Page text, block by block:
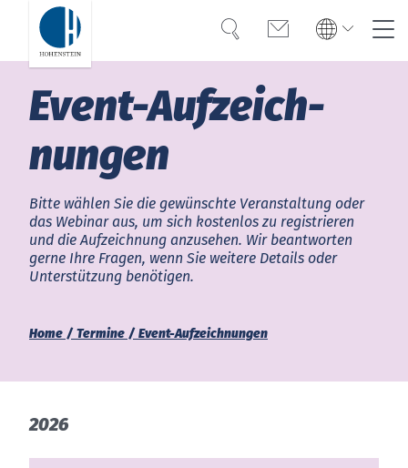
Global
English Deutsch
Türkiye
SucheKontakt
English Deutsch
Türkiye
Americas
Việt Nam
Kompetenz
Wissen
OEKO-TEX®
Karriere
Termine
Home Termine Event-Aufzeichnungen
Event-Auf­zeich­
nun­gen
Bitte wählen Sie die gewünschte Veranstaltung oder
das Webinar aus, um sich kostenlos zu registrieren
und die Aufzeichnung anzusehen. Wir beantworten
gerne Ihre Fragen, wenn Sie weitere Details oder
Unterstützung benötigen.
2026